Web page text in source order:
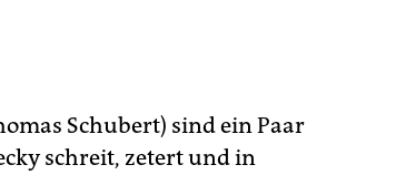
Schubert) sind ein Paar
schreit, zetert und in